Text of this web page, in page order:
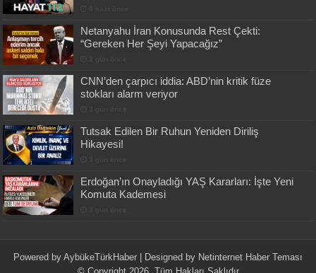
Netanyahu İran Konusunda Rest Çekti:
“Gereken Her Şeyi Yapacağız”
CNN’den çarpıcı iddia: ABD’nin kritik füze
stokları alarm veriyor
Tutsak Edilen Bir Ruhun Yeniden Diriliş
Hikayesi!
Erdoğan’ın Onayladığı YAŞ Kararları: İşte Yeni
Komuta Kademesi
Powered by AybükeTürkHaber | Designed by Netinternet Haber Teması